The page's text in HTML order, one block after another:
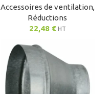
Accessoires de ventilation,
Réductions
22,48 € HT